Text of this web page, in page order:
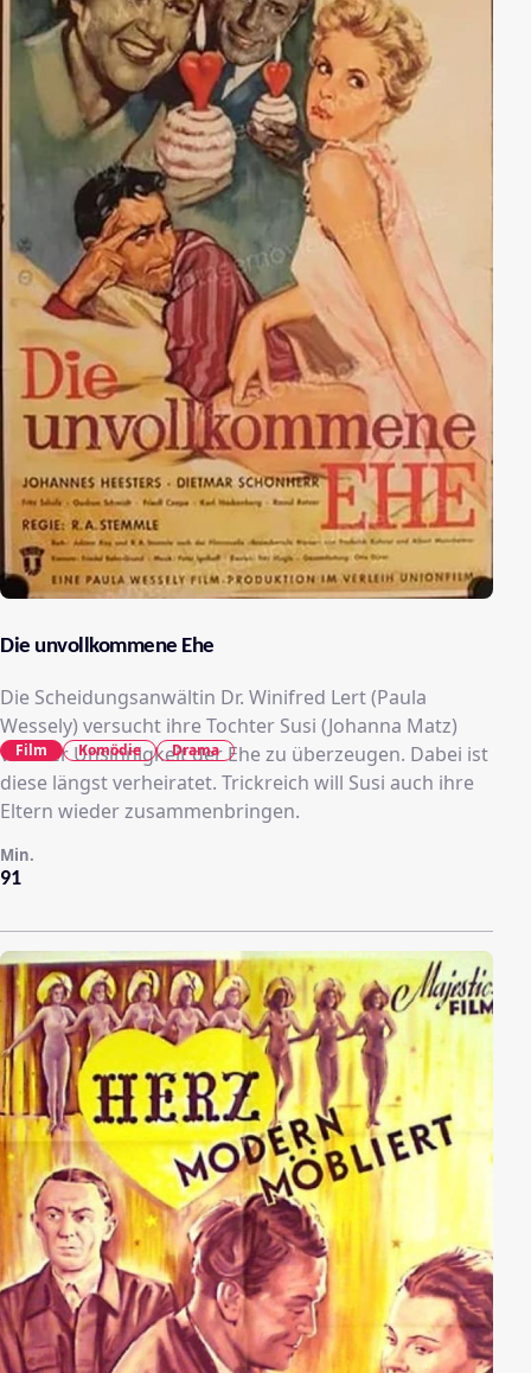
Die unvollkommene Ehe
Die Scheidungsanwältin Dr. Winifred Lert (Paula
Wessely) versucht ihre Tochter Susi (Johanna Matz)
von der Unsinnigkeit der Ehe zu überzeugen. Dabei ist
diese längst verheiratet. Trickreich will Susi auch ihre
Eltern wieder zusammenbringen.
91
Min.
Film Komödie Drama